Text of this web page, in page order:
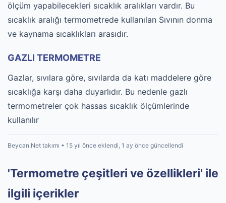
ölçüm yapabilecekleri sıcaklık aralıkları vardır. Bu
sıcaklık aralığı termometrede kullanılan Sıvının donma
ve kaynama sıcaklıkları arasıdır.
GAZLI TERMOMETRE
Gazlar, sıvılara göre, sıvılarda da katı maddelere göre
sıcaklığa karşı daha duyarlıdır. Bu nedenle gazlı
termometreler çok hassas sıcaklık ölçümlerinde
kullanılır
Beycan.Net takımı • 15 yıl önce eklendi, 1 ay önce güncellendi
'Termometre çeşitleri ve özellikleri' ile
ilgili içerikler